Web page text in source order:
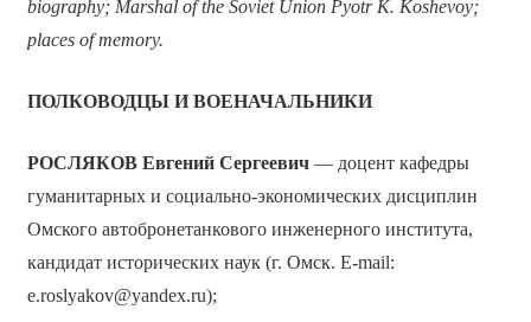
biography; Marshal of the Soviet Union Pyotr K. Koshevoy;
places of memory.
ПОЛКОВОДЦЫ И ВОЕНАЧАЛЬНИКИ
РОСЛЯКОВ Евгений Сергеевич— доцент кафедры
гуманитарных и социально-экономических дисциплин
Омского автобронетанкового инженерного института,
кандидат исторических наук (г. Омск. E-mail:
e.roslyakov@yandex.ru);